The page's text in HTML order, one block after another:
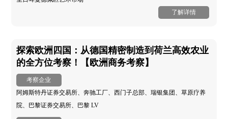
了解详情
探索欧洲四国：从德国精密制造到荷兰高效农业
的全方位考察！【欧洲商务考察】
考察企业
阿姆斯特丹证券交易所、奔驰工厂、西门子总部、瑞银集团、草原疗养
院、巴黎证券交易所、巴黎 LV